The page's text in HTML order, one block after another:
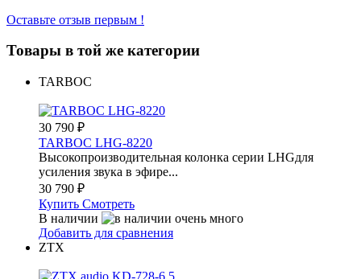
Оставьте отзыв первым !
Товары в той же категории
TARBOC
30 790 ₽
TARBOC LHG-8220
Высокопроизводительная колонка серии LHGдля
усиления звука в эфире...
30 790 ₽
Купить Смотреть
В наличии
Добавить для сравнения
ZTX